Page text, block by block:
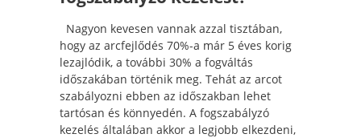
Nagyon kevesen vannak azzal tisztában,
hogy az arcfejlődés 70%-a már 5 éves korig
lezajlódik, a további 30% a fogváltás
időszakában történik meg. Tehát az arcot
szabályozni ebben az időszakban lehet
tartósan és könnyedén. A fogszabályzó
kezelés általában akkor a legjobb elkezdeni,